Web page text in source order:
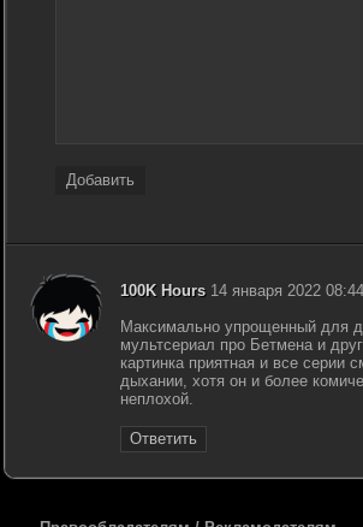
Добавить
100K Hours14 января 2022
Максимально упрощенный для
мультсериал про Бетмена и
картинка приятная и все серии
дыхании, хотя он и более
неплохой.
Ответить